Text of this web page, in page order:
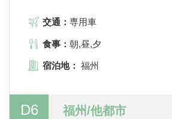
交通： 専用車
食事： 朝,昼,夕
宿泊地： 福州
D6 福州/他都市